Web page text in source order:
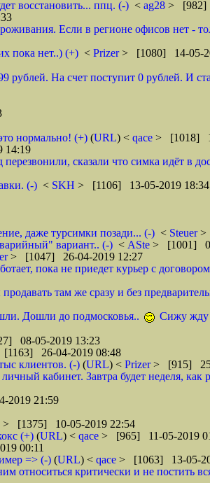
восстановить... ппц. (-) < ag28 > [982]
Если в регионе офисов нет -
пока нет..) (+) < Prizer> [1080] 14-05-
На счет поступит 0 рублей. И
нормально! (+) (URL) < qace > [1018]
14:19
сказали что симка идёт в
(-) < SKH > [1106] 13-05-2019 18:34
даже турсимки позади... (-) < Steuer>
вариант.. (-) < ASte > [1001]
> [1047] 26-04-2019 12:27
пока не приедет курьер с
там же сразу и без
Дошли до подмосковья..
Сижу жду
08-05-2019 13:23
26-04-2019 08:48
клиентов. (-) (URL) < Prizer> [915]
кабинет. Завтра будет неделя,
21:59
> [1375] 10-05-2019 22:54
(+) (URL) < qace > [965] 11-05-2019
00:11
=> (-) (URL) < qace > [1063] 13-05-
критически и не постить